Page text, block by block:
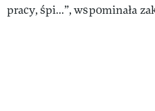
pracy, śpi…”, wspominała